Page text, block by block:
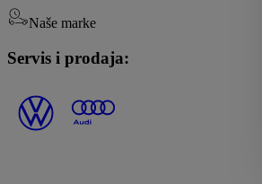
Naše marke
Servis i prodaja: